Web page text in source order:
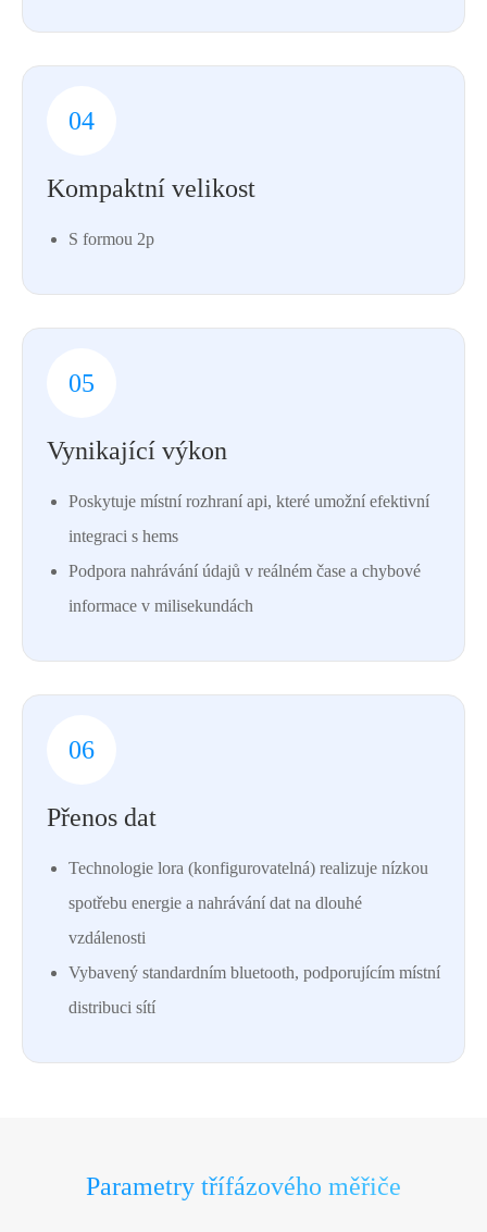
04
Kompaktní velikost
S formou 2p
05
Vynikající výkon
Poskytuje místní rozhraní api, které umožní efektivní
integraci s hems
Podpora nahrávání údajů v reálném čase a chybové
informace v milisekundách
06
Přenos dat
Technologie lora (konfigurovatelná) realizuje nízkou
spotřebu energie a nahrávání dat na dlouhé
vzdálenosti
Vybavený standardním bluetooth, podporujícím místní
distribuci sítí
Parametry třífázového měřiče